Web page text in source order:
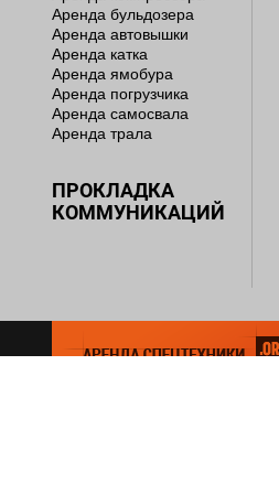
Аренда бульдозера
Аренда автовышки
Аренда катка
Аренда ямобура
Аренда погрузчика
Аренда самосвала
Аренда трала
ПРОКЛАДКА
КОММУНИКАЦИЙ